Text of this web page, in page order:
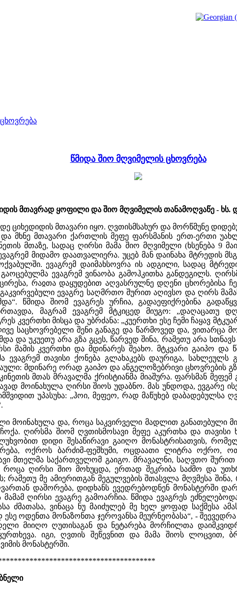
ცხოვრება
წმიდა შიო მღვიმელის ცხოვრება
მთავრად ყოფილი და შიო მღვიმელის თანამოღვაწე - ხს.
ციხედიდის მთავარი იყო. ღვთისმსახურ და მორწმუნე
მხნე მთავარი ქართლის მეფე ფარსმანის ერთ-ერთი
მთაზე, სადაც ღირსი მამა შიო მღვიმელი (ხსენება 9
მიდამო დაათვალიერა. უცებ მან დაინახა მტრედის
ევაგრემ დაიმახსოვრა ის ადგილი, სადაც
ევაგრემ ვინაობა გამოჰკითხა განდეგილს.
რაჲთა დაყუდებით აღვასრულნე დღენი
ევაგრე საღმრთო შურით აღივსო და ღირს
წმიდა შიომ ევაგრეს ურჩია, გადაეფიქრებინა
მაგრამ ევაგრემ მტკიცედ მიუგო: „დაღაცათუ
კვერთხი მისცა და უბრძანა: „კუერთხი ესე ჩემი ჩაყავ
საცხოვრებელი შენი განაგე და წარმოვედ და, ვითარცა
და უკუეთუ არა გზა გცეს, წარვედ შინა, რამეთუ არა
მამის კვერთხი და მდინარეს შეახო. მტკვარი გაიპო და
ევაგრემ თავისი ქონება გლახაკებს დაურიგა, სახლეულს
მდინარე ორად გაიპო და ანგელოზებრივი ცხოვრების
მთას მრავალმა ქრისტიანმა მიაშურა. ფარსმან
მოინახულა ღირსი შიოს უდაბნო. მას უნდოდა, ევგარე
უპასუხა: „ჰოი, მეფეო, რად მაწუხებ დაბადებულსა
მოინახულა და, როცა საკვირველი მადლით განათებული
ღირსმა შიომ ღვთისმოსავი მეფე აკურთხა და თავისი
დიდი შესაწირავი გაიღო მონასტრისათვის,
ოქროს ბარძიმ-ფეშხუმი, ოცდაათი ლიტრა ოქრო,
მთელმა საქართველომ გაიგო. მრავალნი, საღვთო
როცა ღირსი შიო მოხუცდა, ერთად შეკრიბა საძმო და
რამეთუ მე ამიერითგან მეგულვების შთასვლა მღჳმესა
დაშორება, დიდხანს ევედრებოდნენ მონასტერში
მამამ ღირსი ევაგრე გამოარჩია. წმიდა ევაგრეს
ძმათასა, ვინაცა ნუ მაიძულებ მე ხელ ყოფად საქმესა
ოდენთა მონაზონთა ჯეროვანსა მეურნეობასა“, - შეევედრა
მიიღო ღუთისაგან და ნეტარება მორჩილთა
იგი, ღვთის შეწევნით და მამა შიოს ლოცვით,
მონასტერში.